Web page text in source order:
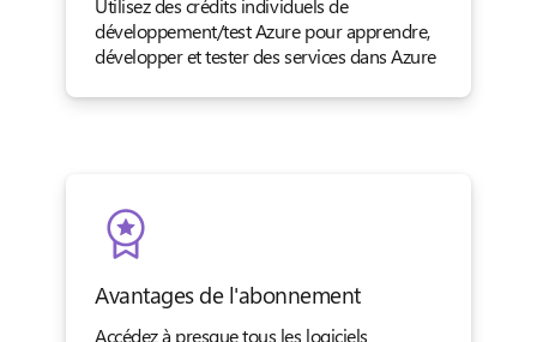
Utilisez des crédits individuels de
développement/test Azure pour apprendre,
développer et tester des services dans Azure
Avantages de l'abonnement
Accédez à presque tous les logiciels